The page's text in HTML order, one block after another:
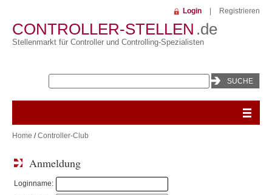
CONTROLLER-STELLEN .de
Stellenmarkt für Controller und Controlling-Spezialisten
Login Registrieren
Home /Controller-Club
Anmeldung
Loginname: